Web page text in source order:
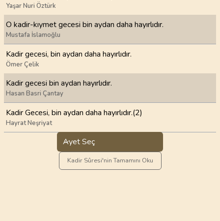
Yaşar Nuri Öztürk
O kadir-kıymet gecesi bin aydan daha hayırlıdır.
Mustafa İslamoğlu
Kadir gecesi, bin aydan daha hayırlıdır.
Ömer Çelik
Kadir gecesi bin aydan hayırlıdır.
Hasan Basri Çantay
Kadir Gecesi, bin aydan daha hayırlıdır.(2)
Hayrat Neşriyat
Ayet Seç
Kadir Sûresi'nin Tamamını Oku